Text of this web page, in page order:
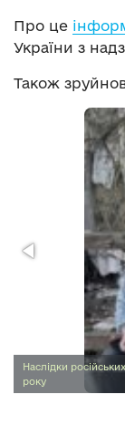
Про це
України з
Також
Наслідки
року